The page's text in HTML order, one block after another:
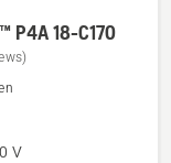
P4A 18-C170
V